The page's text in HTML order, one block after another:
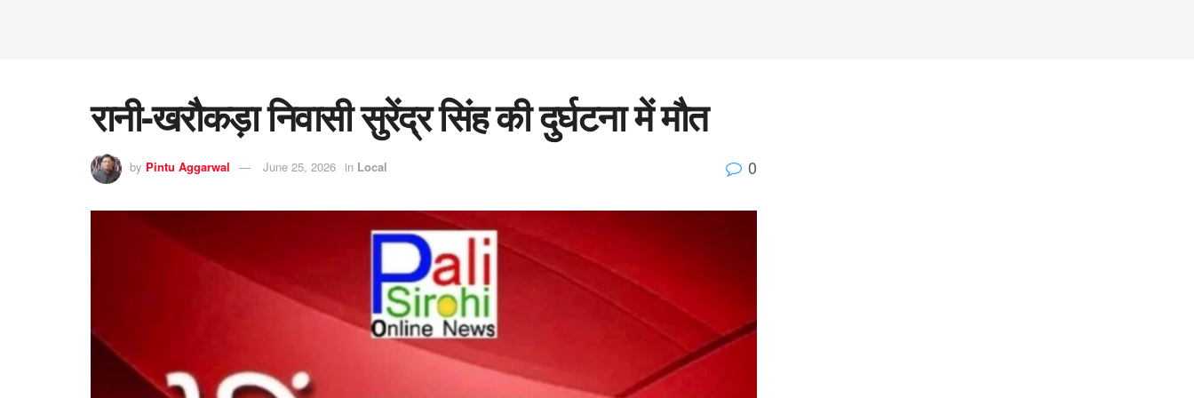
रानी-खरौकड़ा निवासी सुरेंद्र सिंह की दुर्घटना में मौत
by Pintu Aggarwal June 25, 2026 in Local 0